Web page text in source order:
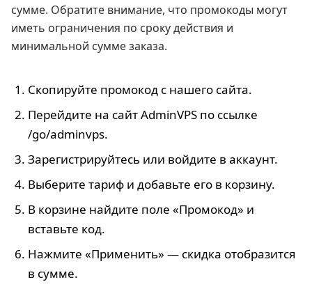
сумме. Обратите внимание, что промокоды могут
иметь ограничения по сроку действия и
минимальной сумме заказа.
Скопируйте промокод с нашего сайта.
Перейдите на сайт AdminVPS по ссылке
/go/adminvps.
Зарегистрируйтесь или войдите в аккаунт.
Выберите тариф и добавьте его в корзину.
В корзине найдите поле «Промокод» и
вставьте код.
Нажмите «Применить» — скидка отобразится
в сумме.